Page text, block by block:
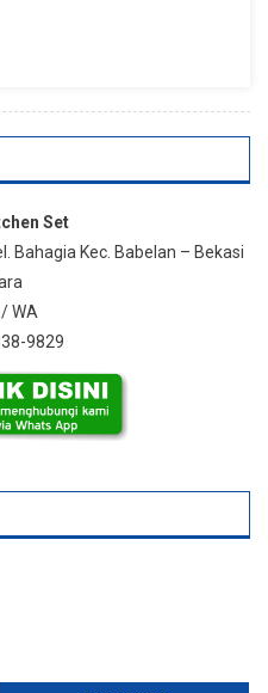
Set
Bahagia Kec. Babelan – Bekasi
WA
9829